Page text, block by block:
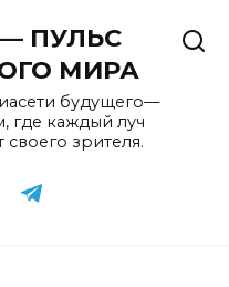
— ПУЛЬС
МИРА
будущего—
где каждый луч
зрителя.